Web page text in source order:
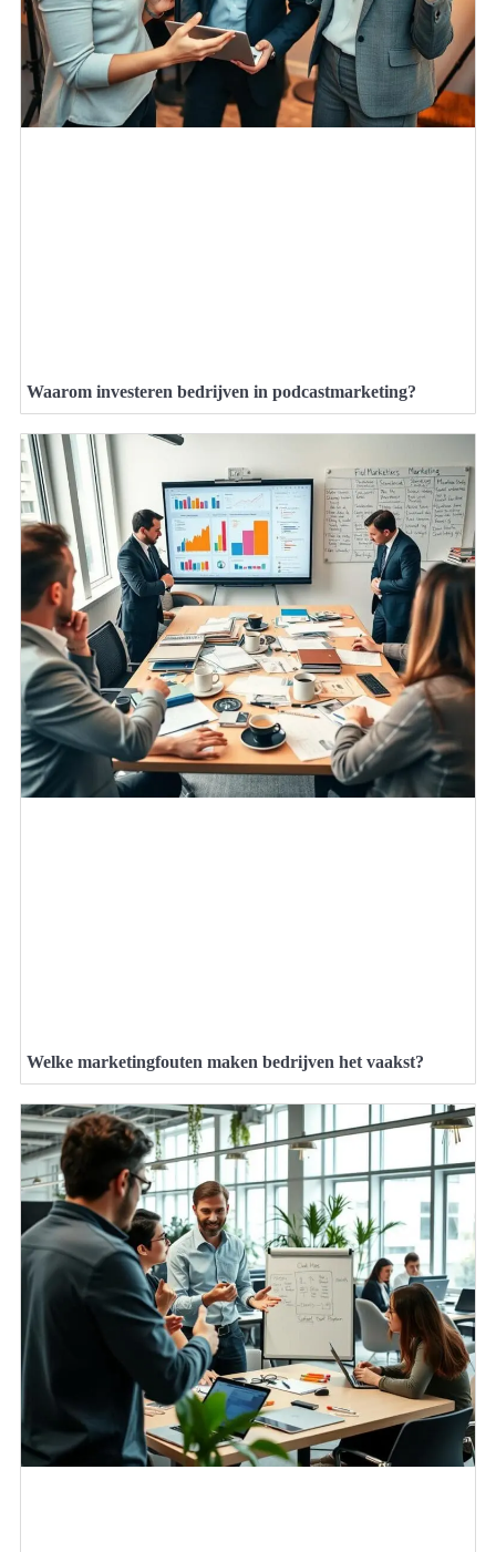
Waarom investeren bedrijven in podcastmarketing?
Welke marketingfouten maken bedrijven het vaakst?